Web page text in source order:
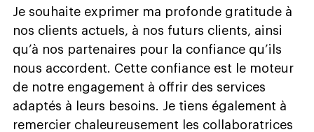
Je souhaite exprimer ma profonde gratitude à
nos clients actuels, à nos futurs clients, ainsi
qu’à nos partenaires pour la confiance qu’ils
nous accordent. Cette confiance est le moteur
de notre engagement à offrir des services
adaptés à leurs besoins. Je tiens également à
remercier chaleureusement les collaboratrices